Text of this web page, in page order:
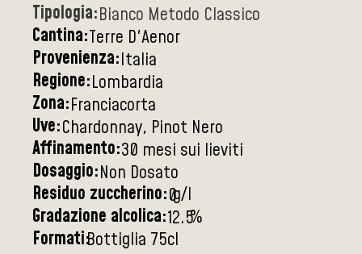
Tipologia:Bianco Metodo Classico
Cantina:Terre D'Aenor
Provenienza:Italia
Regione:Lombardia
Zona:Franciacorta
Uve:Chardonnay, Pinot Nero
Affinamento:30 mesi sui lieviti
Dosaggio:Non Dosato
Residuo zuccherino:0g/l
Gradazione alcolica:12.5%
Formati:Bottiglia 75cl